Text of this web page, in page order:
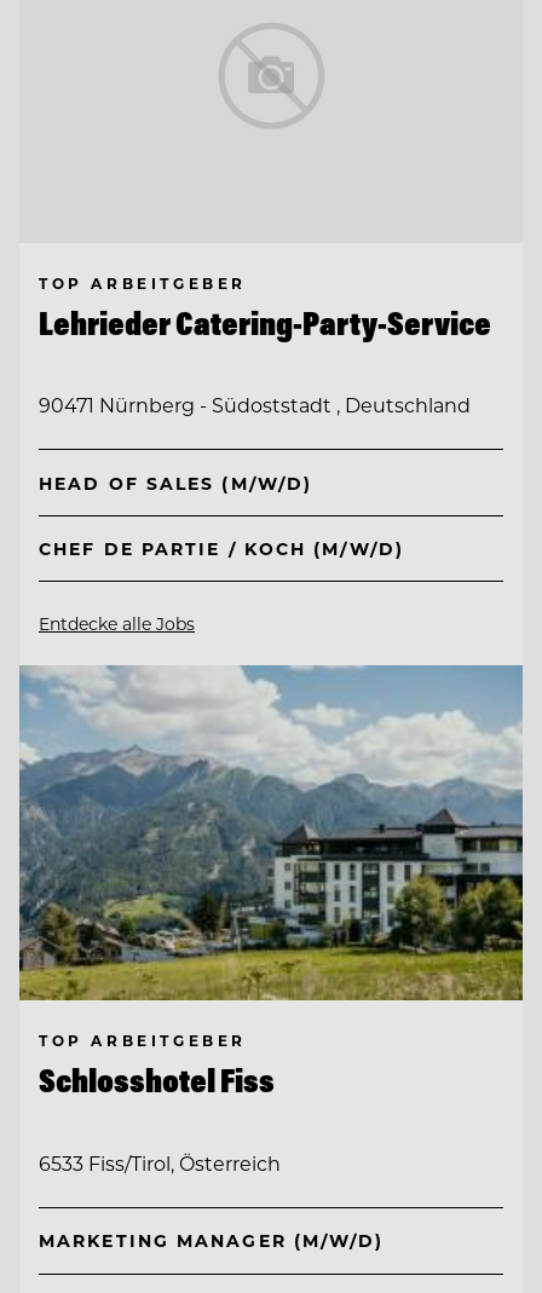
TOP ARBEITGEBER
Lehrieder Catering-Party-Service
90471 Nürnberg - Südoststadt , Deutschland
HEAD OF SALES (M/W/D)
CHEF DE PARTIE / KOCH (M/W/D)
Entdecke alle Jobs
TOP ARBEITGEBER
Schlosshotel Fiss
6533 Fiss/Tirol, Österreich
MARKETING MANAGER (M/W/D)